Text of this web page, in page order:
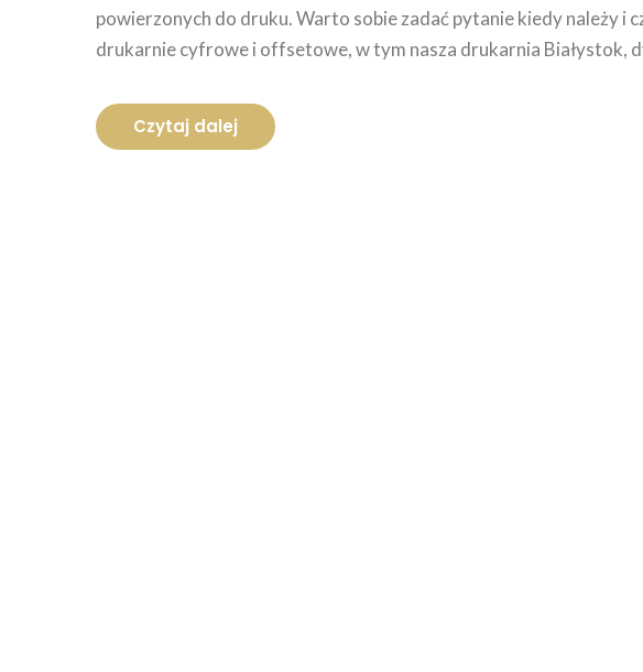
powierzonych do druku. Warto sobie zadać pytanie kiedy należy i
drukarnie cyfrowe i offsetowe, w tym nasza drukarnia Białystok,
Czytaj dalej